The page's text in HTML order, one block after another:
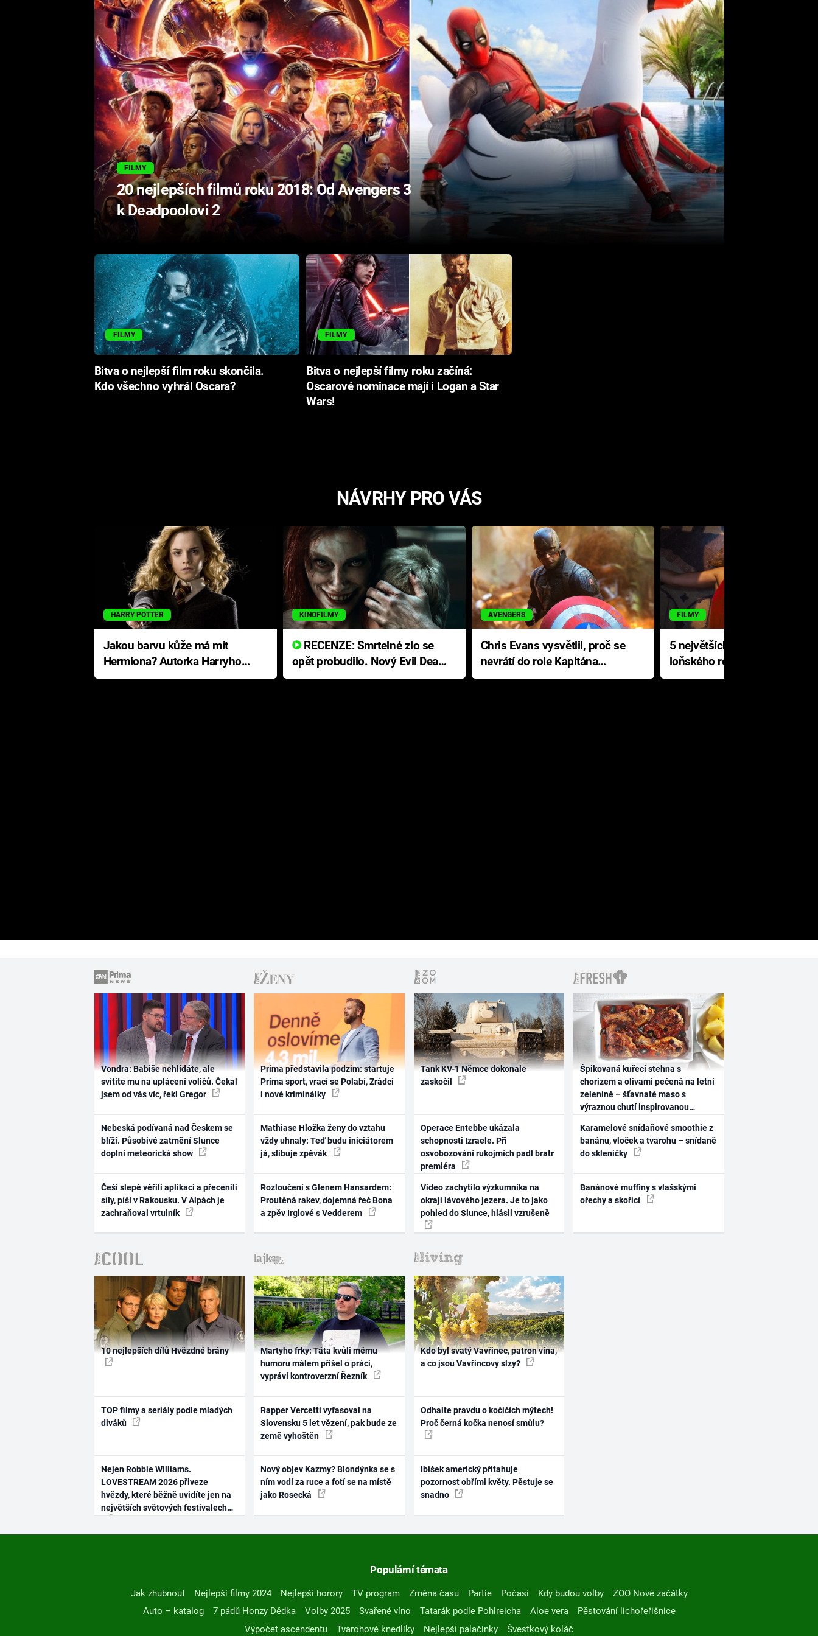
FILMY
20 nejlepších filmů roku 2018: Od Avengers 3
k Deadpoolovi 2
FILMY
Bitva o nejlepší film roku skončila.
Kdo všechno vyhrál Oscara?
FILMY
Bitva o nejlepší filmy roku začíná:
Oscarové nominace mají i Logan a Star
Wars!
NÁVRHY PRO VÁS
HARRY POTTER
Jakou barvu kůže má mít
Hermiona? Autorka Harryho
Pottera přišla s ráznou
KINOFILMY
RECENZE: Smrtelné zlo se
opět probudilo. Nový Evil Dead
přichází s neodolatelnou
AVENGERS
Chris Evans vysvětlil, proč se
nevrátí do role Kapitána
Ameriky
FILMY
5 největších propadáků
loňského roku: Disney na
jediné katastrofě prodělal 200
Vondra: Babiše nehlídáte, ale
svítíte mu na uplácení voličů. Čekal
jsem od vás víc, řekl Gregor
Nebeská podívaná nad Českem se
blíží. Působivé zatmění Slunce
doplní meteorická show
Češi slepě věřili aplikaci a přecenili
síly, píší v Rakousku. V Alpách je
zachraňoval vrtulník
Prima představila podzim: startuje
Prima sport, vrací se Polabí, Zrádci
i nové kriminálky
Mathiase Hložka ženy do vztahu
vždy uhnaly: Teď budu iniciátorem
já, slibuje zpěvák
Rozloučení s Glenem Hansardem:
Proutěná rakev, dojemná řeč Bona
a zpěv Irglové s Vedderem
Tank KV-1 Němce dokonale
zaskočil
Operace Entebbe ukázala
schopnosti Izraele. Při
osvobozování rukojmích padl bratr
premiéra
Video zachytilo výzkumníka na
okraji lávového jezera. Je to jako
pohled do Slunce, hlásil vzrušeně
Špikovaná kuřecí stehna s
chorizem a olivami pečená na letní
zelenině – šťavnaté maso s
výraznou chutí inspirovanou
Karamelové snídaňové smoothie z
banánu, vloček a tvarohu – snídaně
do skleničky
Banánové muffiny s vlašskými
ořechy a skořicí
10 nejlepších dílů Hvězdné brány
TOP filmy a seriály podle mladých
diváků
Nejen Robbie Williams.
LOVESTREAM 2026 přiveze
hvězdy, které běžně uvidíte jen na
největších světových festivalech
Martyho frky: Táta kvůli mému
humoru málem přišel o práci,
vypráví kontroverzní Řezník
Rapper Vercetti vyfasoval na
Slovensku 5 let vězení, pak bude ze
země vyhoštěn
Nový objev Kazmy? Blondýnka se s
ním vodí za ruce a fotí se na místě
jako Rosecká
Kdo byl svatý Vavřinec, patron vína,
a co jsou Vavřincovy slzy?
Odhalte pravdu o kočičích mýtech!
Proč černá kočka nenosí smůlu?
Ibišek americký přitahuje
pozornost obřími květy. Pěstuje se
snadno
Populární témata
Jak zhubnout Nejlepší filmy 2024 Nejlepší horory TV program Změna času Partie Počasí Kdy budou volby
ZOO Nové začátky
Auto – katalog
7 pádů Honzy Dědka Volby 2025 Svařené víno Tatarák podle Pohlreicha Aloe vera
Pěstování lichořeřišnice
Výpočet ascendentu
Tvarohové knedlíky Nejlepší palačinky Švestkový koláč